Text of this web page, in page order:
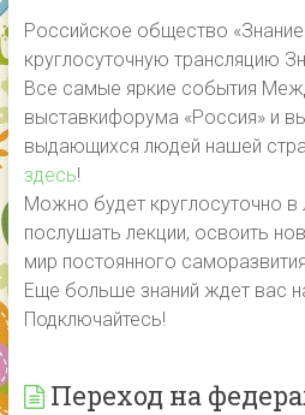
Российское общество
круглосуточную трансляцию
Все самые яркие события
выставкифорума «Россия» и
выдающихся людей нашей
здесь!
Можно будет круглосуточно
послушать лекции, освоить
мир постоянного
Еще больше знаний ждет вас
Подключайтесь!
Переход на